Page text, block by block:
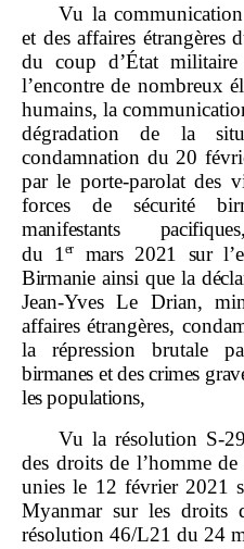
Vu la
et des affaires
du coup d’État
l’encontre de nombreux
humains, la
dégradation de la
condamnation du 20
par le porte‑parolat des
forces de sécurité
manifestants
du
1 er mars 2021 sur
Birmanie ainsi que la
Jean‑Yves Le Drian,
affaires étrangères,
la répression brutale
birmanes et des crimes
les populations,
Vu la résolution
des droits de l’homme
unies le 12 février 2021
Myanmar sur les droits
résolution 46/L21 du 24